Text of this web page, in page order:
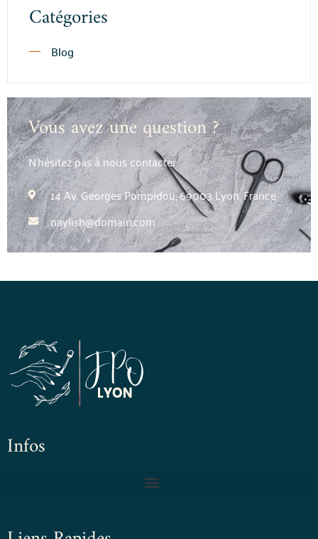
Catégories
Blog
Vous avez une question ?
N’hésitez pas à nous contacter
14 Av. Georges Pompidou, 69003 Lyon, France
naylish@domain.com
Infos